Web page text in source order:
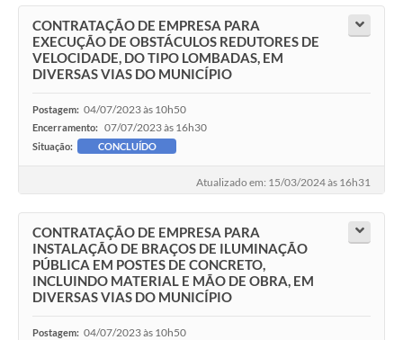
CONTRATAÇÃO DE EMPRESA PARA
EXECUÇÃO DE OBSTÁCULOS REDUTORES DE
VELOCIDADE, DO TIPO LOMBADAS, EM
DIVERSAS VIAS DO MUNICÍPIO
Postagem: 04/07/2023 às 10h50
Encerramento: 07/07/2023 às 16h30
Situação: CONCLUÍDO
Atualizado em: 15/03/2024 às 16h31
CONTRATAÇÃO DE EMPRESA PARA
INSTALAÇÃO DE BRAÇOS DE ILUMINAÇÃO
PÚBLICA EM POSTES DE CONCRETO,
INCLUINDO MATERIAL E MÃO DE OBRA, EM
DIVERSAS VIAS DO MUNICÍPIO
Postagem: 04/07/2023 às 10h50